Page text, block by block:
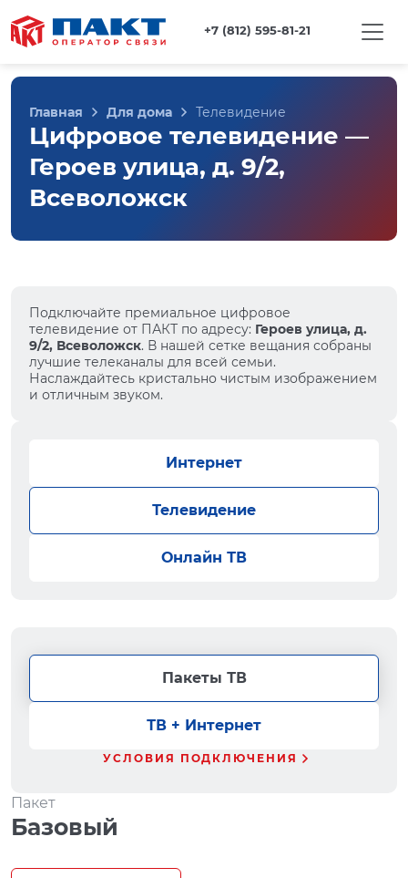
+7 (812) 595-81-21
Главная Для дома Телевидение
Цифровое телевидение —
Героев улица, д. 9/2,
Всеволожск
Подключайте премиальное цифровое
телевидение от ПАКТ по адресу: Героев улица, д.
9/2, Всеволожск. В нашей сетке вещания собраны
лучшие телеканалы для всей семьи.
Наслаждайтесь кристально чистым изображением
и отличным звуком.
Интернет
Телевидение
Онлайн ТВ
Пакеты ТВ
ТВ + Интернет
УСЛОВИЯ ПОДКЛЮЧЕНИЯ
Пакет
Базовый